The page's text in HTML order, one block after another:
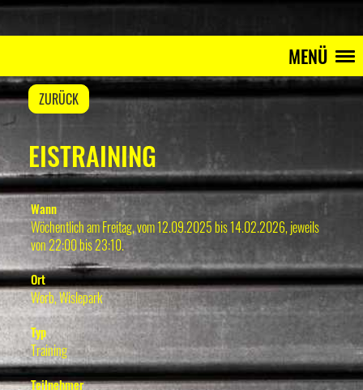
MENÜ
ZURÜCK
EISTRAINING
Wann
Wöchentlich am Freitag, vom 12.09.2025 bis 14.02.2026, jeweils
von 22:00 bis 23:10.
Ort
Worb, Wislepark
Typ
Training
Teilnehmer